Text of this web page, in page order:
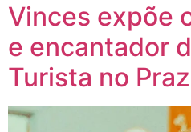
Vinces expõe
e encantador
Turista no